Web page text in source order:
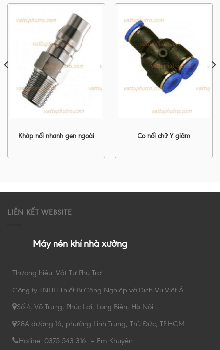
Khớp nối nhanh gen ngoài Co nối chữ Y giảm
LIÊN KẾT WEBSITE
Máy nén khí nhà xưởng
Thương hiệu: Vật Tư Phụ Trợ
Công ty TNHH Thiết Bị Công Nghiệp và Dịch Vụ Việt Á
Số 4, Võ Trung, Phúc Lợi, Long Biên, Hà Nội
28A đường 16, phường Linh Trung, Thủ Đức, TP.HCM
Hotline: 0375 543 316 – Em Khuyên